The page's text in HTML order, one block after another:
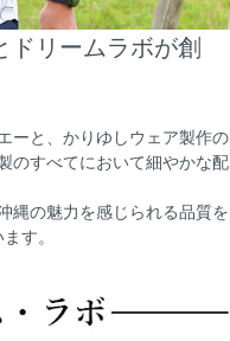
ドリームラボが創
ーと、かりゆしウェア製作の
のすべてにおいて細やかな配
縄の魅力を感じられる品質を
す。